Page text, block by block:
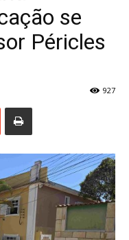
se
Péricles
927